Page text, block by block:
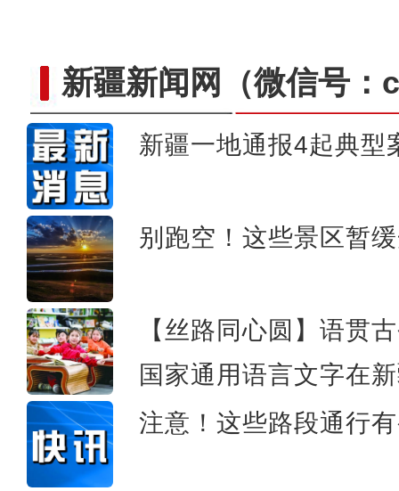
新疆新闻网 （微信号
新疆一地通报4起典型
别跑空！这些景区暂
【丝路同心圆】语
国家通用语言文字在
注意！这些路段通行